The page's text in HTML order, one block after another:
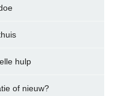
hulp
of nieuw?